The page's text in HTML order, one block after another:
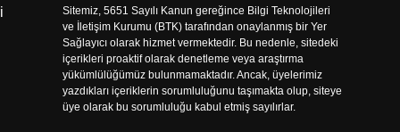
Sitemiz, 5651 Sayılı Kanun gereğince Bilgi Teknolojileri
ve İletişim Kurumu (BTK) tarafından onaylanmış bir Yer
Sağlayıcı olarak hizmet vermektedir. Bu nedenle, sitedeki
içerikleri proaktif olarak denetleme veya araştırma
yükümlülüğümüz bulunmamaktadır. Ancak, üyelerimiz
yazdıkları içeriklerin sorumluluğunu taşımakta olup, siteye
üye olarak bu sorumluluğu kabul etmiş sayılırlar.